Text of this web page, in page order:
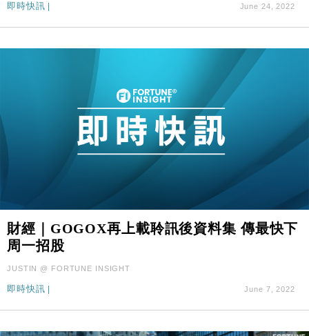
即時快訊 | June 24, 2022
財經｜GOGOX再上載聆訊後資料集 傳最快下
周一招股
JUSTIN @ FORTUNE INSIGHT
即時快訊 June 7, 2022